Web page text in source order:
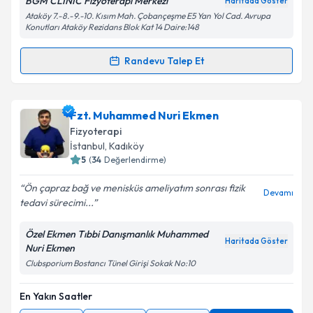
Kişisel verilerimin işlenmesine ilişkinAydınlatma
'ni okudum ve kişisel verilerimin belirtilen
kapsamda işlenmesini kabul ediyorum.
Takvim Talebini Gönder
Ataköy 7.-8.-9.-10. Kısım Mah. Çobançeşme E5 Yan Yol Cad. Avrupa
Konutları Ataköy Rezidans Blok Kat 14 Daire:148
Randevu Talep Et
Randevu Takvimi Talebi
Fzt. Sultan Büşra Kavakiçin randevu takvimi talebi
oluşturun. Size bu uzmandan randevu almanız için bir
takvim hazırlandığında e-posta ile bilgilendireceğiz.
Kişisel verilerimin işlenmesine ilişkin
Aydınlatma
Metni
kapsamda işlenmesini kabul ediyorum.
Takvim Talebini Gönder
Fzt. Muhammed Nuri Ekmen
Fizyoterapi
İstanbul, Kadıköy
5 (34 Değerlendirme)
Ön çapraz bağ ve menisküs ameliyatım sonrası fizik
tedavi sürecimi...
Devamı
Özel Ekmen Tıbbi Danışmanlık Muhammed
Nuri Ekmen
Haritada Göster
Clubsporium Bostancı Tünel Girişi Sokak No:10
En Yakın Saatler